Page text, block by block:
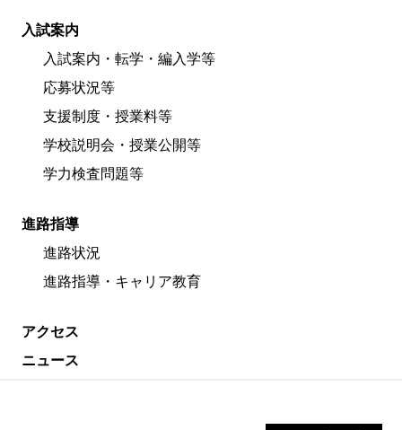
入試案内
入試案内・転学・編入学等
応募状況等
支援制度・授業料等
学校説明会・授業公開等
学力検査問題等
進路指導
進路状況
進路指導・キャリア教育
アクセス
ニュース